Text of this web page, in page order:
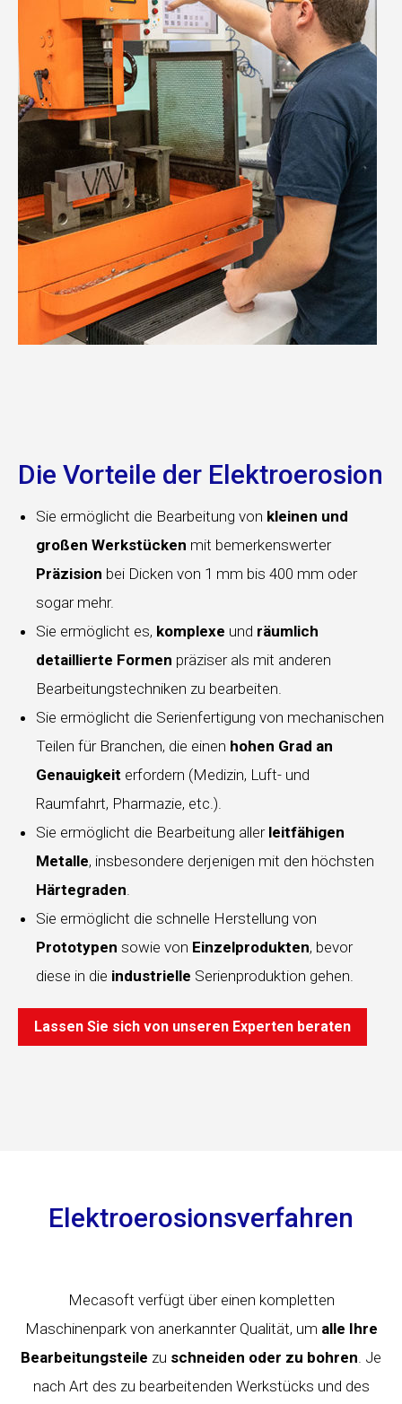
Die Vorteile der Elektroerosion
Sie ermöglicht die Bearbeitung von kleinen und
großen Werkstücken mit bemerkenswerter
Präzision bei Dicken von 1 mm bis 400 mm oder
sogar mehr.
Sie ermöglicht es, komplexe und räumlich
detaillierte Formen präziser als mit anderen
Bearbeitungstechniken zu bearbeiten.
Sie ermöglicht die Serienfertigung von mechanischen
Teilen für Branchen, die einen hohen Grad an
Genauigkeit erfordern (Medizin, Luft- und
Raumfahrt, Pharmazie, etc.).
Sie ermöglicht die Bearbeitung aller leitfähigen
Metalle, insbesondere derjenigen mit den höchsten
Härtegraden
Sie ermöglicht die schnelle Herstellung von
Prototypen sowie von Einzelprodukten, bevor
diese in die industrielle Serienproduktion gehen.
Lassen Sie sich von unseren Experten beraten
Elektroerosionsverfahren
Mecasoft verfügt über einen kompletten
Maschinenpark von anerkannter Qualität, um alle Ihre
Bearbeitungsteile zu schneiden oder zu bohren. Je
nach Art des zu bearbeitenden Werkstücks und des